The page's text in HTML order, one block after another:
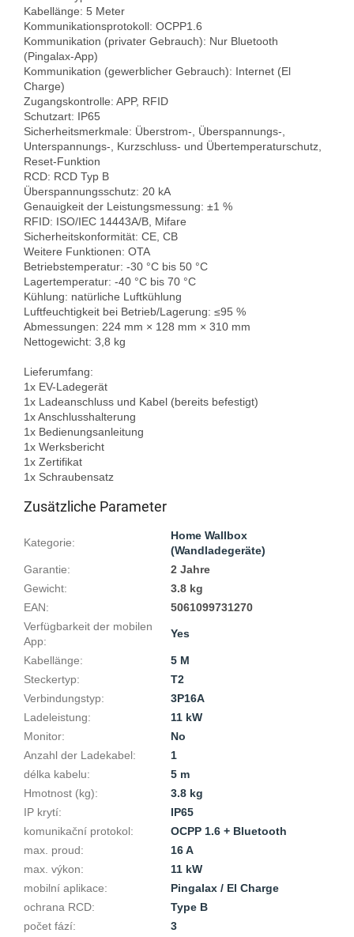
Kabellänge: 5 Meter
Kommunikationsprotokoll: OCPP1.6
Kommunikation (privater Gebrauch): Nur Bluetooth
(Pingalax-App)
Kommunikation (gewerblicher Gebrauch): Internet (El
Charge)
Zugangskontrolle: APP, RFID
Schutzart: IP65
Sicherheitsmerkmale: Überstrom-, Überspannungs-,
Unterspannungs-, Kurzschluss- und Übertemperaturschutz,
Reset-Funktion
RCD: RCD Typ B
Überspannungsschutz: 20 kA
Genauigkeit der Leistungsmessung: ±1 %
RFID: ISO/IEC 14443A/B, Mifare
Sicherheitskonformität: CE, CB
Weitere Funktionen: OTA
Betriebstemperatur: -30 °C bis 50 °C
Lagertemperatur: -40 °C bis 70 °C
Kühlung: natürliche Luftkühlung
Luftfeuchtigkeit bei Betrieb/Lagerung: ≤95 %
Abmessungen: 224 mm × 128 mm × 310 mm
Nettogewicht: 3,8 kg
Lieferumfang:
1x EV-Ladegerät
1x Ladeanschluss und Kabel (bereits befestigt)
1x Anschlusshalterung
1x Bedienungsanleitung
1x Werksbericht
1x Zertifikat
Zusätzliche Parameter
Kategorie:
Home Wallbox
(Wandladegeräte)
Garantie:
2 Jahre
Gewicht:
3.8 kg
EAN:
5061099731270
Verfügbarkeit der mobilen
App:
Yes
Kabellänge:
5 M
Steckertyp:
T2
Verbindungstyp:
3P16A
Ladeleistung:
11 kW
Monitor:
No
Anzahl der Ladekabel:
1
délka kabelu:
5 m
Hmotnost (kg):
3.8 kg
IP krytí:
IP65
komunikační protokol:
OCPP 1.6 + Bluetooth
max. proud:
16 A
max. výkon:
11 kW
mobilní aplikace:
Pingalax / El Charge
ochrana RCD:
Type B
počet fází:
3